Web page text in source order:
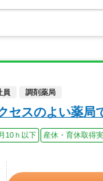
員 調剤薬局
セスのよい薬局
10ｈ以下 産休・育休取得